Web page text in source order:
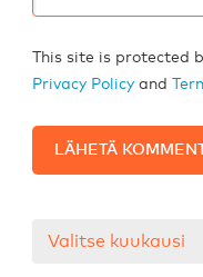
This site is protected
Privacy Policy and